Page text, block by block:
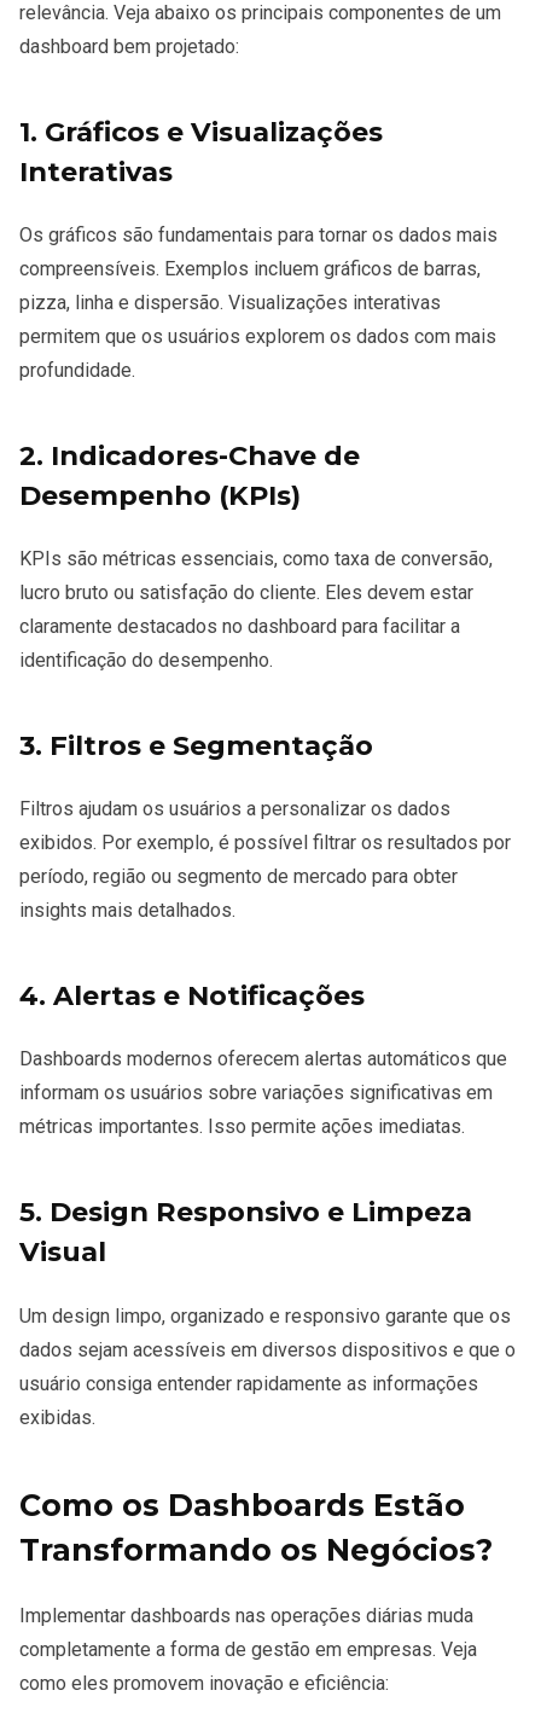
relevância. Veja abaixo os principais componentes de um
dashboard bem projetado:
1. Gráficos e Visualizações
Interativas
Os gráficos são fundamentais para tornar os dados mais
compreensíveis. Exemplos incluem gráficos de barras,
pizza, linha e dispersão. Visualizações interativas
permitem que os usuários explorem os dados com mais
profundidade.
2. Indicadores-Chave de
Desempenho (KPIs)
KPIs são métricas essenciais, como taxa de conversão,
lucro bruto ou satisfação do cliente. Eles devem estar
claramente destacados no dashboard para facilitar a
identificação do desempenho.
3. Filtros e Segmentação
Filtros ajudam os usuários a personalizar os dados
exibidos. Por exemplo, é possível filtrar os resultados por
período, região ou segmento de mercado para obter
insights mais detalhados.
4. Alertas e Notificações
Dashboards modernos oferecem alertas automáticos que
informam os usuários sobre variações significativas em
métricas importantes. Isso permite ações imediatas.
5. Design Responsivo e Limpeza
Visual
Um design limpo, organizado e responsivo garante que os
dados sejam acessíveis em diversos dispositivos e que o
usuário consiga entender rapidamente as informações
exibidas.
Como os Dashboards Estão
Transformando os Negócios?
Implementar dashboards nas operações diárias muda
completamente a forma de gestão em empresas. Veja
como eles promovem inovação e eficiência: